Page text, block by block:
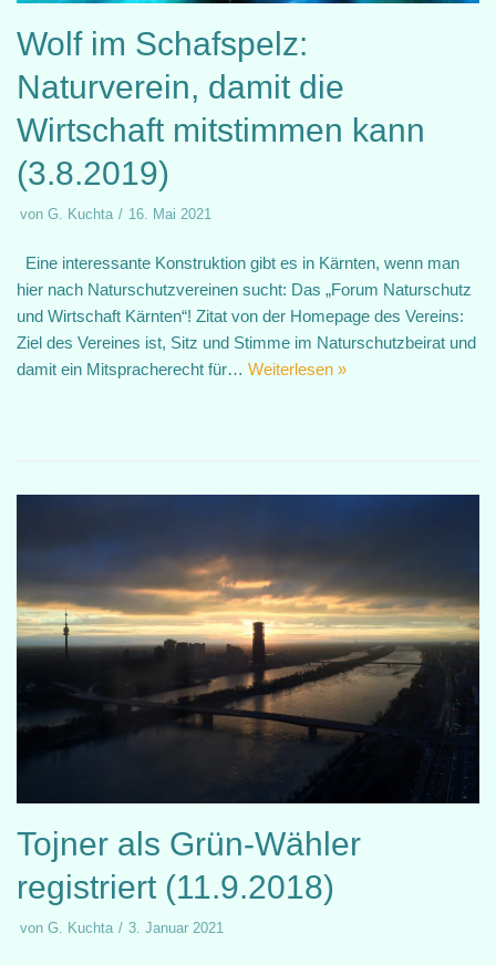
Wolf im Schafspelz:
Naturverein, damit die
Wirtschaft mitstimmen kann
(3.8.2019)
von G. Kuchta 16. Mai 2021
Eine interessante Konstruktion gibt es in Kärnten, wenn man
hier nach Naturschutzvereinen sucht: Das „Forum Naturschutz
und Wirtschaft Kärnten“! Zitat von der Homepage des Vereins:
Ziel des Vereines ist, Sitz und Stimme im Naturschutzbeirat und
damit ein Mitspracherecht für… Weiterlesen »
Tojner als Grün-Wähler
registriert (11.9.2018)
von G. Kuchta 3. Januar 2021